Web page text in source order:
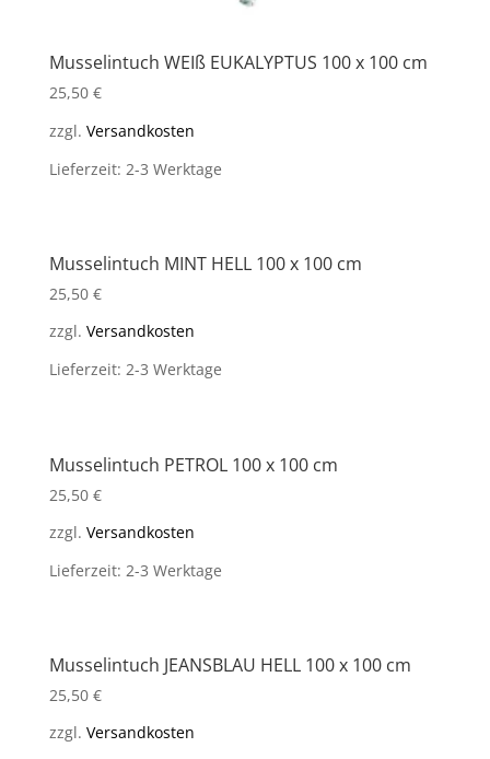
Musselintuch WEIß EUKALYPTUS 100 x 100 cm
25,50 €
zzgl. Versandkosten
Lieferzeit: 2-3 Werktage
Musselintuch MINT HELL 100 x 100 cm
25,50 €
zzgl. Versandkosten
Lieferzeit: 2-3 Werktage
Musselintuch PETROL 100 x 100 cm
25,50 €
zzgl. Versandkosten
Lieferzeit: 2-3 Werktage
Musselintuch JEANSBLAU HELL 100 x 100 cm
25,50 €
zzgl. Versandkosten